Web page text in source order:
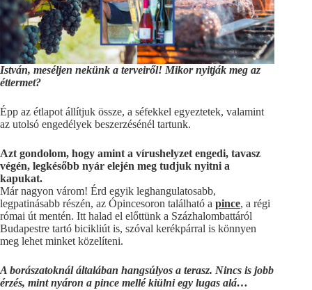
István, meséljen nekünk a terveiről! Mikor nyitják meg az
éttermet?
Épp az étlapot állítjuk össze, a séfekkel egyeztetek, valamint
az utolsó engedélyek beszerzésénél tartunk.
Azt gondolom, hogy amint a vírushelyzet engedi, tavasz
végén, legkésőbb nyár elején meg tudjuk nyitni a
kapukat.
Már nagyon várom! Érd egyik leghangulatosabb,
legpatinásabb részén, az Ópincesoron található a pince, a régi
római út mentén. Itt halad el előttünk a Százhalombattáról
Budapestre tartó bicikliút is, szóval kerékpárral is könnyen
meg lehet minket közelíteni.
A borászatoknál általában hangsúlyos a terasz. Nincs is jobb
érzés, mint nyáron a pince mellé kiülni egy lugas alá…